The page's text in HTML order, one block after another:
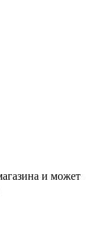
и может